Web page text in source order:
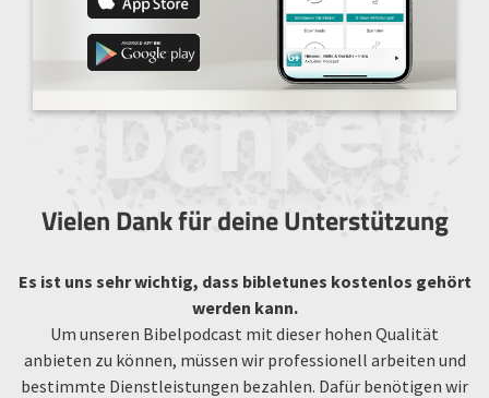
Vielen Dank für deine Unterstützung
Es ist uns sehr wichtig, dass bibletunes kostenlos gehört
werden kann.
Um unseren Bibelpodcast mit dieser hohen Qualität
anbieten zu können, müssen wir professionell arbeiten und
bestimmte Dienstleistungen bezahlen. Dafür benötigen wir